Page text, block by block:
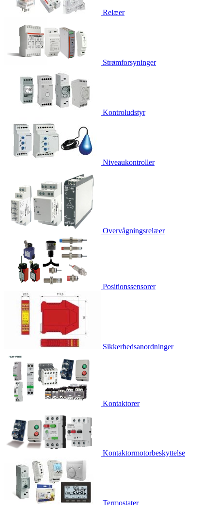
Relæer
Strømforsyninger
Kontroludstyr
Niveaukontroller
Overvågningsrelæer
Positionssensorer
Sikkerhedsanordninger
Kontaktorer
Kontaktormotorbeskyttelse
Termostater